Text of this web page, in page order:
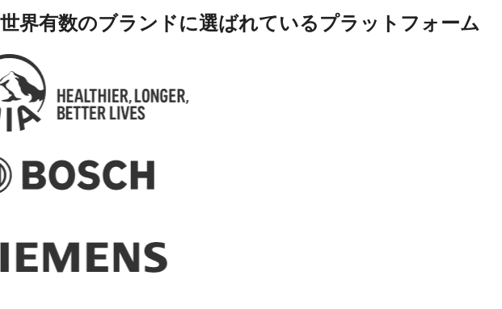
世界有数のブランドに選ばれているプラットフォーム